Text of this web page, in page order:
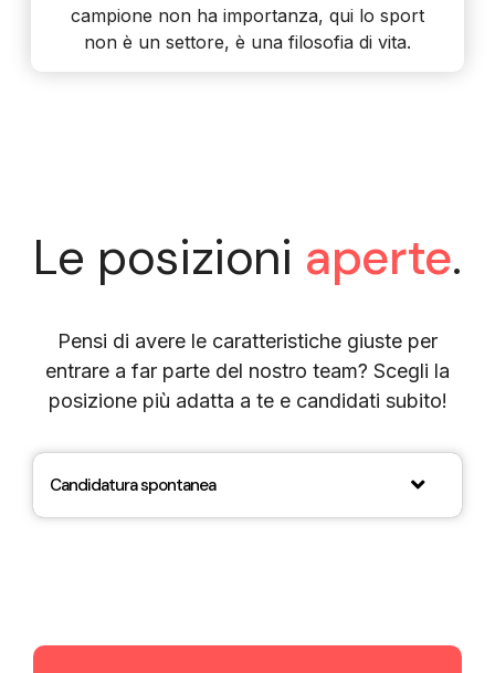
campione non ha importanza, qui lo sport
non è un settore, è una filosofia di vita.
Le posizioni aperte.
Pensi di avere le caratteristiche giuste per
entrare a far parte del nostro team? Scegli la
posizione più adatta a te e candidati subito!
Candidatura spontanea